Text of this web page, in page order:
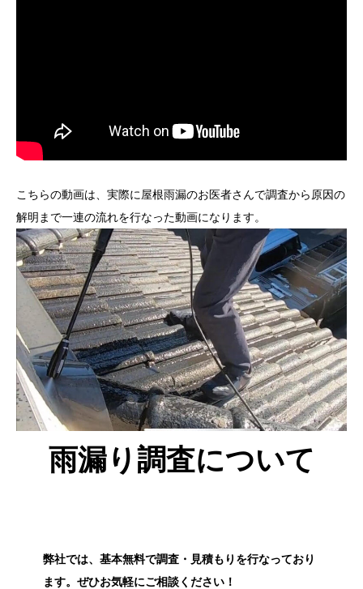
こちらの動画は、実際に屋根雨漏のお医者さんで調査から原因の
解明まで一連の流れを行なった動画になります。
雨漏り調査について
弊社では、基本無料で調査・見積もりを行なっており
ます。ぜひお気軽にご相談ください！